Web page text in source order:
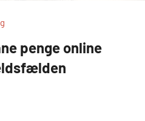
penge online